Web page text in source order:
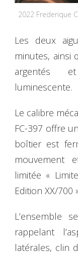
2022 Frederique
Les deux
minutes, ainsi
argentés
luminescente.
Le calibre
FC-397 offre
boîtier est
mouvement
limitée «
Edition XX/700
L’ensemble
rappelant
latérales, clin